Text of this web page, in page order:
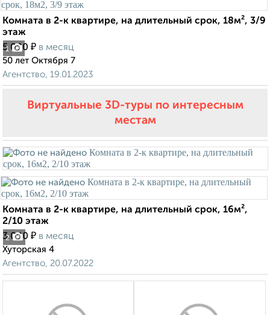
1
Комната в 2-к квартире, на длительный срок, 18м², 3/9
этаж
5 000 ₽ в месяц
50 лет Октября 7
Агентство, 19.01.2023
Виртуальные 3D-туры по интересным
местам
2
Комната в 2-к квартире, на длительный срок, 16м²,
2/10 этаж
3 000 ₽ в месяц
Хуторская 4
Агентство, 20.07.2022